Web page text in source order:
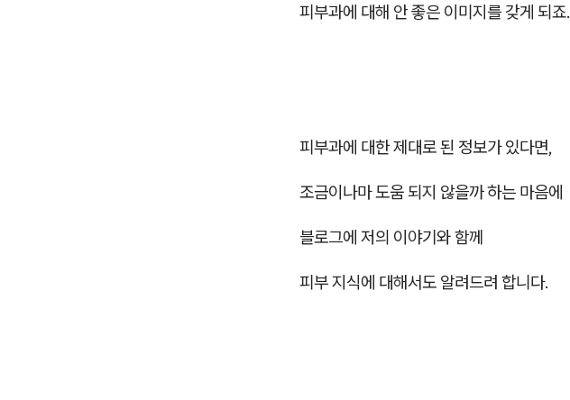
피부과에 대해 안 좋은 이미지를 갖게 되죠.
피부과에 대한 제대로 된 정보가 있다면,
조금이나마 도움 되지 않을까 하는 마음에
블로그에 저의 이야기와 함께
피부 지식에 대해서도 알려드려 합니다.